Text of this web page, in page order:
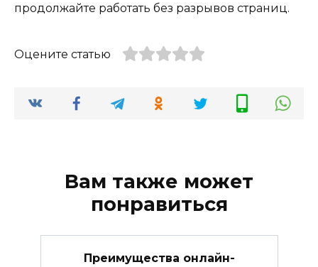
продолжайте работать без разрывов страниц.
Оцените статью
Вам также может
понравиться
Преимущества онлайн-